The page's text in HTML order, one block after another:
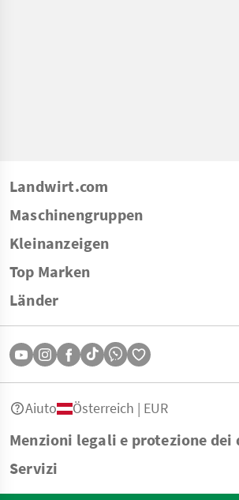
Landwirt.com
Maschinengruppen
Kleinanzeigen
Top Marken
Länder
Menzioni legali e protezione dei
Servizi
Aiuto Österreich | EUR